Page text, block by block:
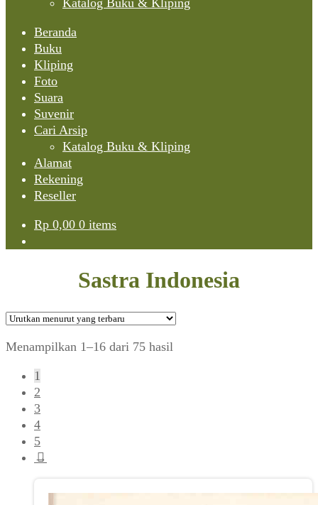
Katalog Buku & Kliping
Beranda
Buku
Kliping
Foto
Suara
Suvenir
Cari Arsip
Katalog Buku & Kliping
Alamat
Rekening
Reseller
Rp 0,00 0 items
Sastra Indonesia
Menampilkan 1–16 dari 75 hasil
1
2
3
4
5
→